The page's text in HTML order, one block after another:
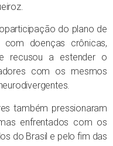
do plano de
com doenças crônicas,
recusou a estender o
com os mesmos
também pressionaram
enfrentados com os
do Brasil e pelo fim das